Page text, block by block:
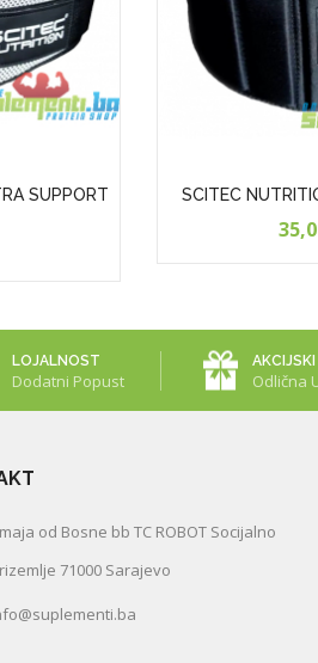
SUPPORT
SCITEC
LOJALNOST
Dodatni Popust Odlična
od Bosne bb TC ROBOT Socijalno
71000 Sarajevo